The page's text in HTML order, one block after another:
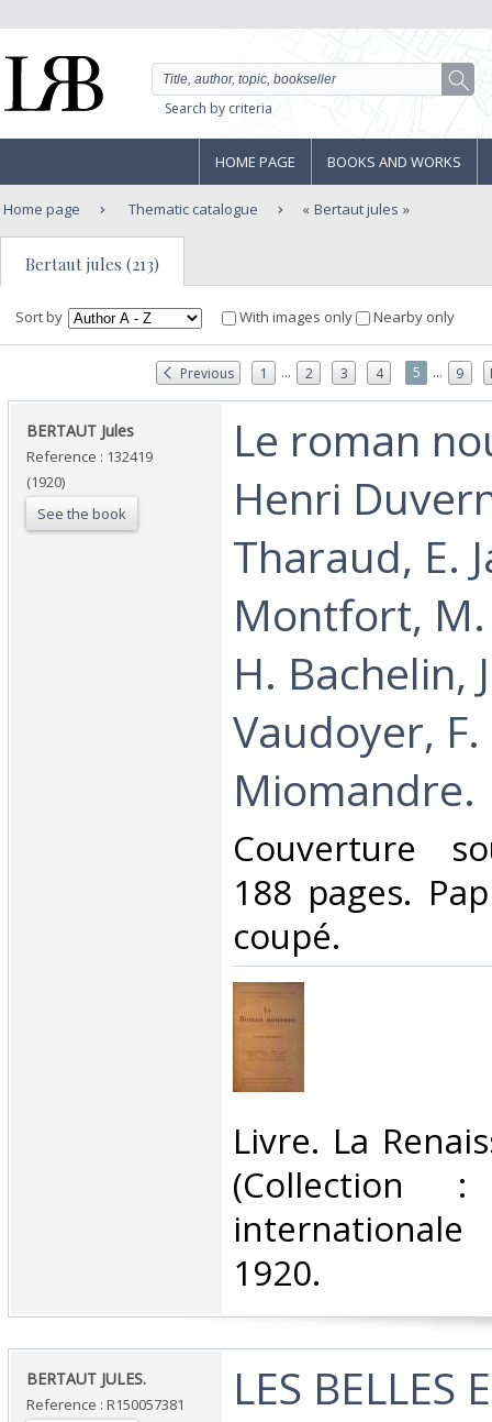
Search by criteria
HOME PAGE BOOKS AND WORKS
Home page Thematic catalogue Bertaut jules
Bertaut jules (213)
Sort by With images only Nearby only
Previous 1 ... 2 3 4 5 ... 9
‎BERTAUT Jules ‎
Reference : 132419
(1920)
See the book
‎Le roman
Henri
Tharaud, E.
Montfort,
H. Bachelin,
Vaudoyer,
Miomandre.‎
‎Couverture
188 pages.
coupé.‎
‎Livre. La
(Collection :
1920.‎
‎BERTAUT JULES.‎
Reference : R150057381
‎LES BELLES